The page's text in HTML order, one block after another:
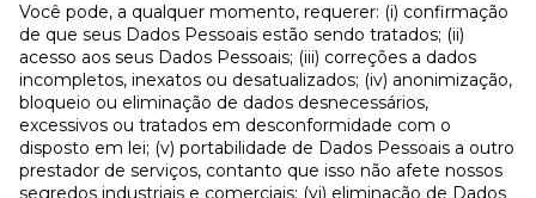
Você pode, a qualquer momento, requerer: (i) confirmação
de que seus Dados Pessoais estão sendo tratados; (ii)
acesso aos seus Dados Pessoais; (iii) correções a dados
incompletos, inexatos ou desatualizados; (iv) anonimização,
bloqueio ou eliminação de dados desnecessários,
excessivos ou tratados em desconformidade com o
disposto em lei; (v) portabilidade de Dados Pessoais a outro
prestador de serviços, contanto que isso não afete nossos
segredos industriais e comerciais; (vi) eliminação de Dados